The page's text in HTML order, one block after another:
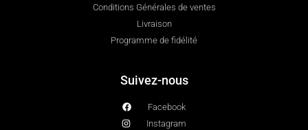
Conditions Générales de ventes
Livraison
Programme de fidélité
Suivez-nous
Facebook
Instagram